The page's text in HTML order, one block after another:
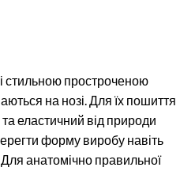
стильною простроченою
на нозі. Для їх пошиття
еластичний від природи
форму виробу навіть
анатомічно правильної